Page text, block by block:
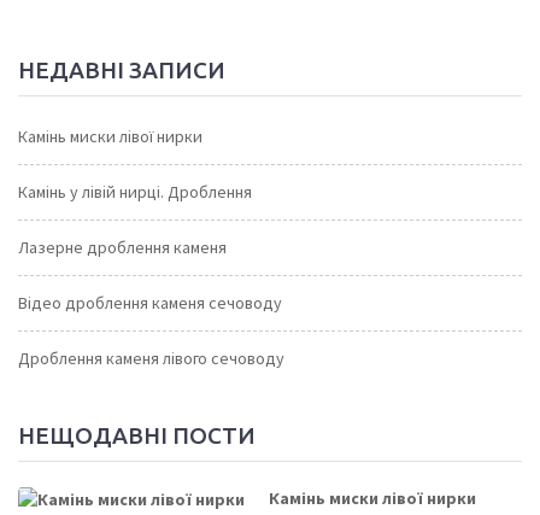
НЕДАВНІ ЗАПИСИ
Камінь миски лівої нирки
Камінь у лівій нирці. Дроблення
Лазерне дроблення каменя
Відео дроблення каменя сечоводу
Дроблення каменя лівого сечоводу
НЕЩОДАВНІ ПОСТИ
Камінь миски лівої нирки